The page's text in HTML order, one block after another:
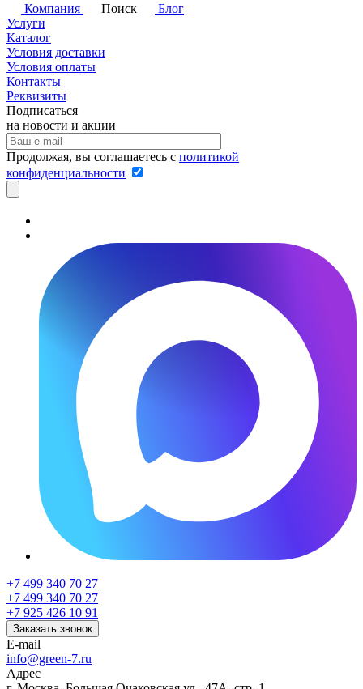
Компания
Поиск
Блог
Услуги
Каталог
Условия доставки
Условия оплаты
Контакты
Реквизиты
Подписаться
на новости и акции
Продолжая, вы соглашаетесь с политикой
конфиденциальности
+7 499 340 70 27
+7 499 340 70 27
+7 925 426 10 91
Заказать звонок
E-mail
info@green-7.ru
Адрес